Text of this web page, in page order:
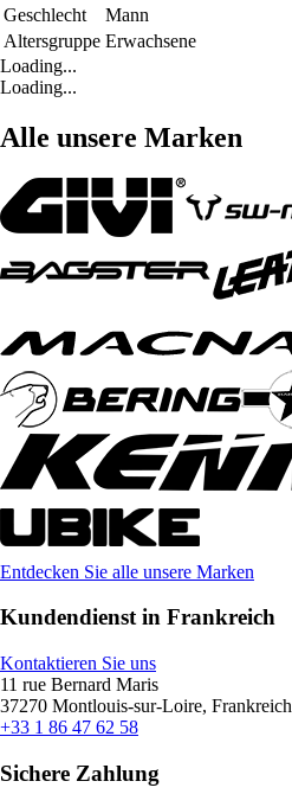
Geschlecht
Mann
Altersgruppe Erwachsene
Loading...
Loading...
Alle unsere Marken
Entdecken Sie alle unsere Marken
Kundendienst in Frankreich
Kontaktieren Sie uns
11 rue Bernard Maris
37270 Montlouis-sur-Loire, Frankreich
+33 1 86 47 62 58
Sichere Zahlung